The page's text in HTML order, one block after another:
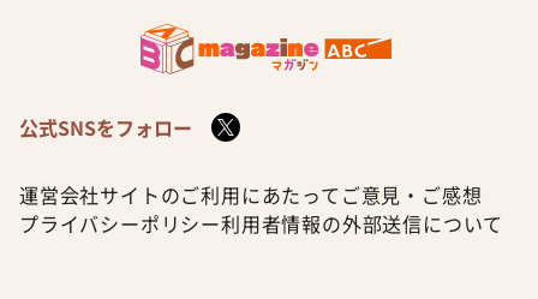
公式SNSをフォロー
運営会社サイトのご利用にあたって ご意見・ご感想
プライバシーポリシー利用者情報の外部送信について